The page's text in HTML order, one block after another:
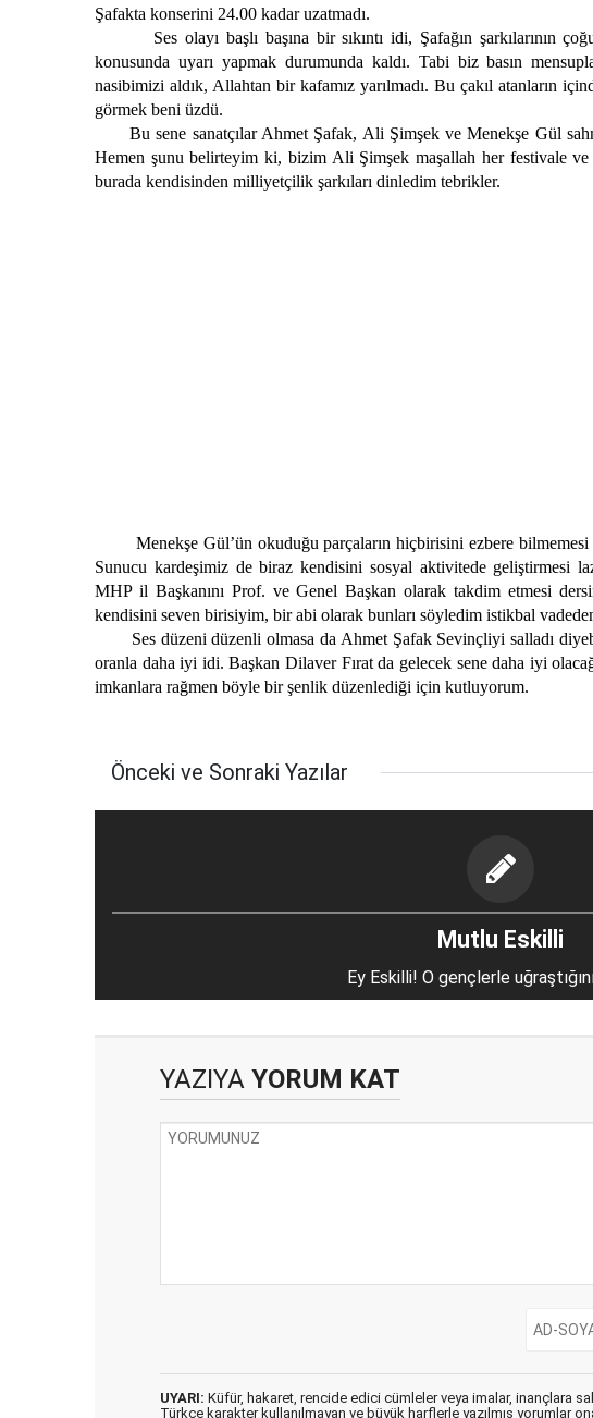
Şafakta konserini 24.00 kadar uzatmadı.
Ses olayı başlı başına bir sıkıntı idi, Şafağın şarkılarının
konusunda uyarı yapmak durumunda kaldı. Tabi biz basın
nasibimizi aldık, Allahtan bir kafamız yarılmadı. Bu çakıl atanların
görmek beni üzdü.
Bu sene sanatçılar Ahmet Şafak, Ali Şimşek ve Menekşe Gül
Hemen şunu belirteyim ki, bizim Ali Şimşek maşallah her festivale
burada kendisinden milliyetçilik şarkıları dinledim tebrikler.
Menekşe Gül’ün okuduğu parçaların hiçbirisini ezbere bilmemesi
Sunucu kardeşimiz de biraz kendisini sosyal aktivitede geliştirmesi
MHP il Başkanını Prof. ve Genel Başkan olarak takdim etmesi
kendisini seven birisiyim, bir abi olarak bunları söyledim istikbal
Ses düzeni düzenli olmasa da Ahmet Şafak Sevinçliyi salladı
oranla daha iyi idi. Başkan Dilaver Fırat da gelecek sene daha iyi
imkanlara rağmen böyle bir şenlik düzenlediği için kutluyorum.
Önceki ve Sonraki Yazılar
Mutlu Eskilli
Ey Eskilli! O gençlerle
YAZIYA YORUM KAT
UYARI: Küfür, hakaret, rencide edici cümleler veya imalar, inançlara
Türkçe karakter kullanılmayan ve büyük harflerle yazılmış yorumlar